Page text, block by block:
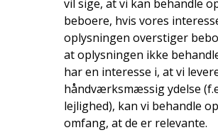
vil sige, at vi kan behandle
beboere, hvis vores
oplysningen overstiger
at oplysningen ikke
har en interesse i, at vi
håndværksmæssig ydelse
lejlighed), kan vi behandle
omfang, at de er relevante.